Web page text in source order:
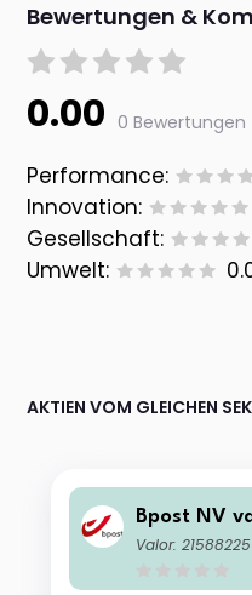
Bewertungen &
0.00 0 Bewertungen
Performance:
Innovation:
Gesellschaft:
Umwelt:
AKTIEN VOM GLEICHEN
Bpost NV
Valor: 21588225